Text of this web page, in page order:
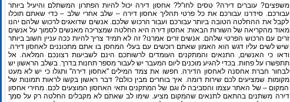
משפצים? עוברים דירה? טסים לחו"ל? אחסון דירה יכול להיות הפתרון המשתלם והיעיל ביותר
עבורכם. סידרנו עבורכם את כל פרטי תהליך אחסון דירה – שלב אחרי שלב – כדי שאתם תוכלו
לקבל את ההחלטה הטובה ביותר עבורכם ועבור הרכוש שלכם. אנשים שדואגים לרכוש שלהם יהנו
מאוד מהקריאה של השורות הבאות: אחסון דירה היא החלטה שמצריכה מאנשים לסמוך על אנשים
זרים עם הרכוש הפרטי שלהם. אנשים זרים אמרנו? זה לא תמיד צריך להיות ככה עניין חשוב ביותר
שיש לשים עליו דגש הוא האמון שאתם רוכשים עם בעלי המחסן בו אתם מתכוננים לאחסון דירה.
ודאו כי האנשים, התנאים והמתקנים העומדים לרשותכם הינם לשביעות רצונכם המלאה. אל
תתפשרו על פחות. בכדי להגיע מוכנים ליום המעבר יש לעבור מספר תחנות בדרך. בשלב הראשון יש
לבחור חברת אחסנה לאחסון הדירה. חפשו את צמד המילים "אחסון דירה" ותגלו כי יש לא מעט
מקומות שמציעים לכם שירות דומה. איך בוחרים מבין כולם? דבר ראשון בקשו לראות תמונות של
המקום – של האתר עצמו והסביבה לו וגם של המתקנים ותאי האחסון המוצעים לכם. מחירי אחסון
דירה משתנים בהתאם לתנאים שהמקום מציע. שימו לב שאתם לא מקבלים החלטה רק על סמך